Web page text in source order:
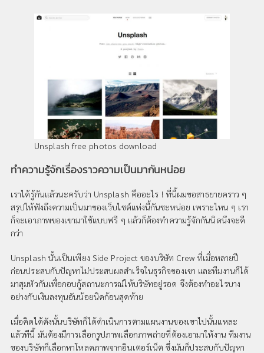
Unsplash free photos download
ทำความรู้จักเรื่องราวความเป็นมากันหน่อย
เราได้รู้กันแล้วนะครับว่า Unsplash คืออะไร ! ที่นี้ผมขอสาธยายคราว ๆ
สรุปให้ฟังถึงความเป็นมาของเว็บไซต์แห่งนี้กันซะหน่อย เพราะไหน ๆ เรา
ก็จะเอาภาพของเขามาใช้แบบฟรี ๆ แล้วก็ต้องทำความรู้จักกันนิดนึงจะดี
กว่า
Unsplash นั้นเป็นเพียง Side Project ของบริษัท Crew ที่เมื่อหลายปี
ก่อนประสบกับปัญหาไม่ประสบผลสำเร็จในธุรกิจของเขา และทีมงานก็ได้
มาสุมหัวกันเพื่อกอบกู้สถานะการณ์ให้บริษัทอยู่รอด จึงต้องทำอะไรบาง
อย่างกับเงินลงทุนอันน้อยนิดก้อนสุดท้าย
เมื่อคิดได้ดังนั้นบริษัทก็ได้ดำเนินการตามแผนงานของเขาไปนั้นแหละ
แล้วทีนี้ มันต้องมีการเลือกรูปภาพเลือกภาพถ่ายที่ต้องเอามาให้งาน ทีมงาน
ของบริษัทก็เลือกหาโหลดภาพจากอินเตอร์เน็ต ซึ่งมันก็ประสบกับปัญหา